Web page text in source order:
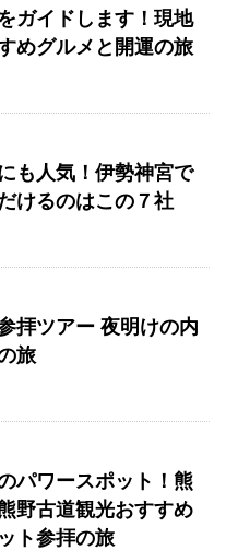
ガイドします！現地
めグルメと開運の旅
も人気！伊勢神宮で
けるのはこの７社
拝ツアー 夜明けの内
旅
パワースポット！熊
野古道観光おすすめ
ト参拝の旅